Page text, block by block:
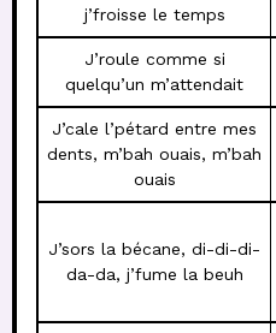
j’froisse le temps
J’roule comme si
quelqu’un m’attendait
J’cale l’pétard entre mes
dents, m’bah ouais, m’bah
ouais
J’sors la bécane, di-di-di-
da-da, j’fume la beuh